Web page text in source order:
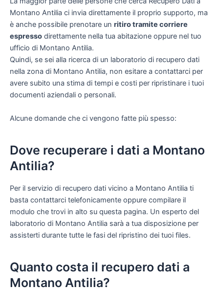
Montano Antilia ci invia direttamente il proprio supporto, ma
è anche possibile prenotare un ritiro tramite corriere
espresso direttamente nella tua abitazione oppure nel tuo
ufficio di Montano Antilia.
Quindi, se sei alla ricerca di un laboratorio di recupero dati
nella zona di Montano Antilia, non esitare a contattarci per
avere subito una stima di tempi e costi per ripristinare i tuoi
documenti aziendali o personali.
Alcune domande che ci vengono fatte più spesso:
Dove recuperare i dati a Montano
Antilia?
Per il servizio di recupero dati vicino a Montano Antilia ti
basta contattarci telefonicamente oppure compilare il
modulo che trovi in alto su questa pagina. Un esperto del
laboratorio di Montano Antilia sarà a tua disposizione per
assisterti durante tutte le fasi del ripristino dei tuoi files.
Quanto costa il recupero dati a
Montano Antilia?